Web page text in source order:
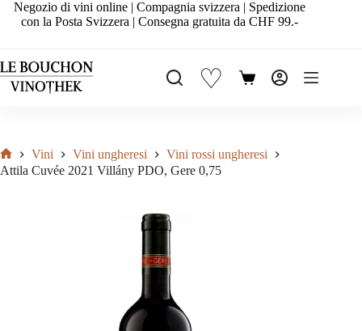
SaltaNegozio di vini online | Compagnia svizzera | Spedizione
con la Posta Svizzera | Consegna gratuita da CHF 99.-
♡ Carrello
Home
Vini Vini ungheresi
Vini rossi ungheresi
Attila Cuvée 2021 Villány PDO, Gere 0,75